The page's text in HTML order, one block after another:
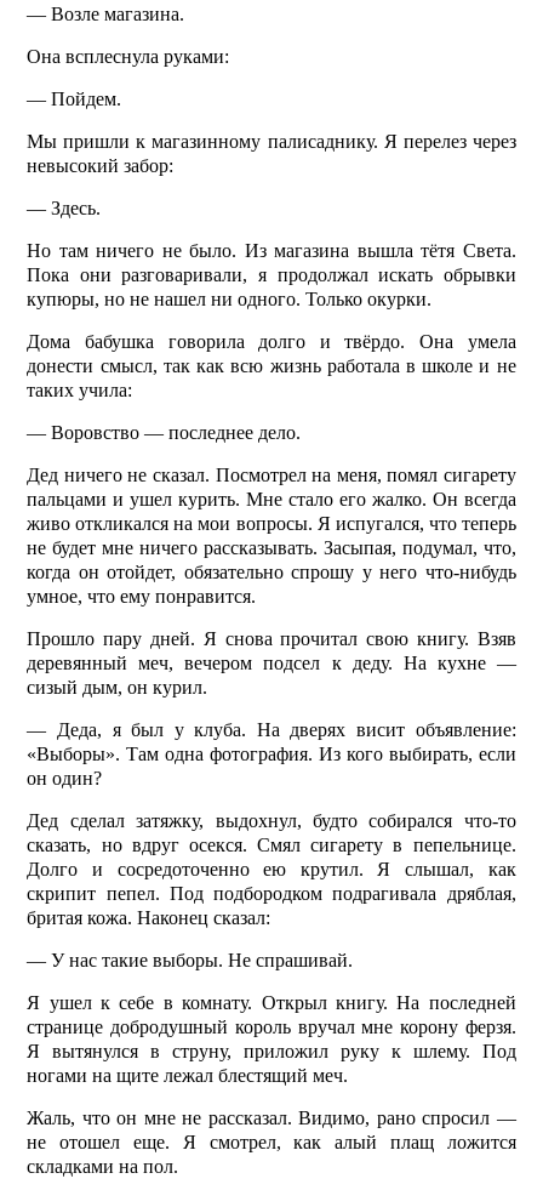
— Возле магазина.
Она всплеснула руками:
— Пойдем.
Мы пришли к магазинному палисаднику. Я перелез через
невысокий забор:
— Здесь.
Но там ничего не было. Из магазина вышла тётя Света.
Пока они разговаривали, я продолжал искать обрывки
купюры, но не нашел ни одного. Только окурки.
Дома бабушка говорила долго и твёрдо. Она умела
донести смысл, так как всю жизнь работала в школе и не
таких учила:
— Воровство — последнее дело.
Дед ничего не сказал. Посмотрел на меня, помял сигарету
пальцами и ушел курить. Мне стало его жалко. Он всегда
живо откликался на мои вопросы. Я испугался, что теперь
не будет мне ничего рассказывать. Засыпая, подумал, что,
когда он отойдет, обязательно спрошу у него что-нибудь
умное, что ему понравится.
Прошло пару дней. Я снова прочитал свою книгу. Взяв
деревянный меч, вечером подсел к деду. На кухне —
сизый дым, он курил.
— Деда, я был у клуба. На дверях висит объявление:
«Выборы». Там одна фотография. Из кого выбирать, если
он один?
Дед сделал затяжку, выдохнул, будто собирался что-то
сказать, но вдруг осекся. Смял сигарету в пепельнице.
Долго и сосредоточенно ею крутил. Я слышал, как
скрипит пепел. Под подбородком подрагивала дряблая,
бритая кожа. Наконец сказал:
— У нас такие выборы. Не спрашивай.
Я ушел к себе в комнату. Открыл книгу. На последней
странице добродушный король вручал мне корону ферзя.
Я вытянулся в струну, приложил руку к шлему. Под
ногами на щите лежал блестящий меч.
Жаль, что он мне не рассказал. Видимо, рано спросил —
не отошел еще. Я смотрел, как алый плащ ложится
складками на пол.